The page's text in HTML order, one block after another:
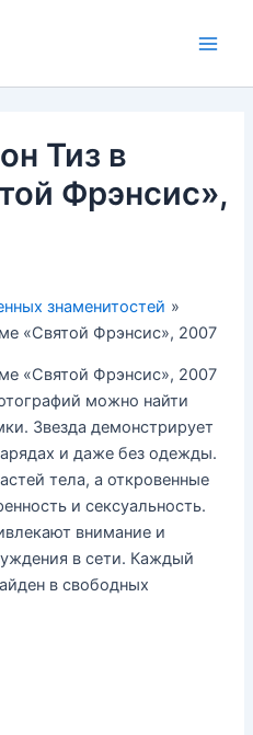
Тиз в
Фрэнсис»,
знаменитостей
«Святой Фрэнсис», 2007
«Святой Фрэнсис», 2007
можно найти
Звезда демонстрирует
и даже без одежды.
тела, а откровенные
и сексуальность.
внимание и
в сети. Каждый
в свободных